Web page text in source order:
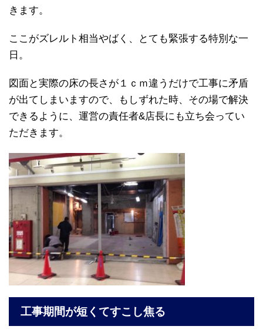
きます。
ここがズレルト相当やばく、とても緊張する特別な一
日 。
図面と実際の床の長さが１ｃｍ違うだけで工事に矛盾
が出てしまいますので、もしずれた時、その場で解決
できるように、運営の責任者&店長にも立ち会ってい
ただきます。
工事期間が短くてすこし焦る